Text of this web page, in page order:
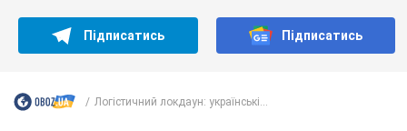
Підписатись Підписатись
Логістичний локдаун: українські...